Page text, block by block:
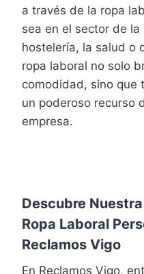
a través de la ropa
sea en el sector de la
hostelería, la salud o
ropa laboral no solo
comodidad, sino que
un poderoso recurso
empresa.
Descubre
Ropa Laboral
Reclamos Vigo
En Reclamos Vigo,